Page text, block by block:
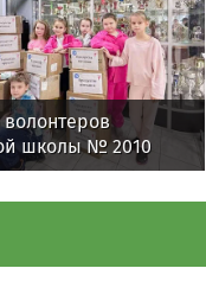
волонтеров
школы № 2010
помогают